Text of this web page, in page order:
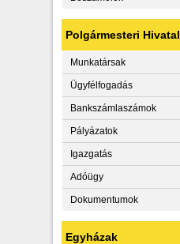
Polgármesteri Hivatal
Munkatársak
Ügyfélfogadás
Bankszámlaszámok
Pályázatok
Igazgatás
Adóügy
Dokumentumok
Egyházak